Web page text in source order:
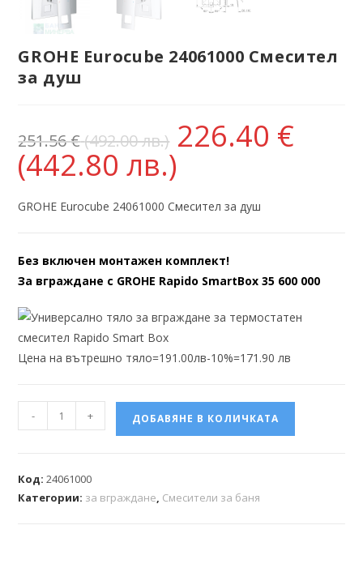
GROHE Eurocube 24061000 Смесител
за душ
251.56€(492.00 лв.) 226.40 €
(442.80 лв.)
GROHE Eurocube 24061000 Смесител за душ
Без включен монтажен комплект!
За вграждане с GROHE Rapido SmartBox 35 600 000
Цена на вътрешно тяло=191.00лв-10%=171.90 лв
- + ДОБАВЯНЕ В КОЛИЧКАТА
Код:24061000
Категории: за вграждане, Смесители за баня